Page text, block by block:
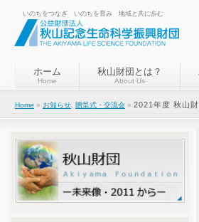
いのちをつなぎ いのちを育み 地域と共に歩む
ホーム
Home
秋山財団とは？
About Us
Home » お知らせ 贈呈式・交流会 » 2021年度 秋山